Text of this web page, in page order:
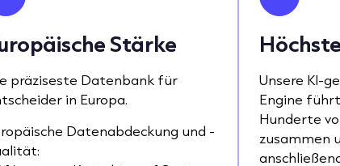
Stärke
präziseste Datenbank für
in Europa.
Datenabdeckung und -
Unsere KI-
Engine
Hunderte
zusammen